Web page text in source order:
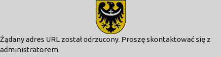
Żądany adres URL został odrzucony. Proszę skontaktować się z
administratorem.
modal-check